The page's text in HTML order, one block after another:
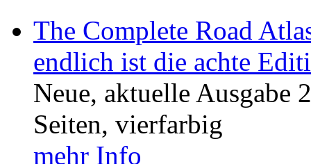
The Complete Road
endlich ist die achte
Neue, aktuelle Ausgabe
Seiten, vierfarbig
mehr Info